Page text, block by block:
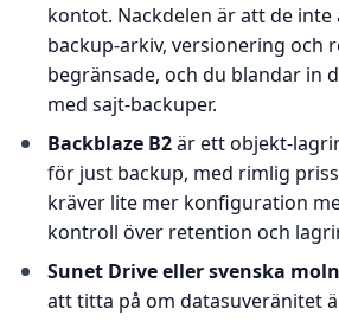
kontot. Nackdelen är att de inte
backup-arkiv, versionering och
begränsade, och du blandar in
med sajt-backuper.
Backblaze B2är ett objekt-
för just backup, med rimlig
kräver lite mer konfiguration
kontroll över retention och
Sunet Drive eller svenska
att titta på om datasuveränitet